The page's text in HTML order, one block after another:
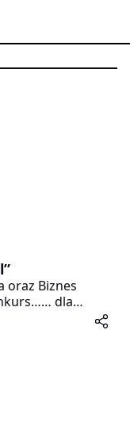
oraz Biznes
dla